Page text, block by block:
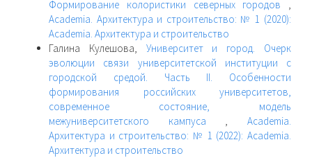
Формирование колористики северных городов ,
Academia. Архитектура и строительство: № 1 (2020):
Academia. Архитектура и строительство
Галина Кулешова, Университет и город. Очерк
эволюции связи университетской институции с
городской средой. Часть II. Особенности
формирования российских университетов,
современное состояние, модель
межуниверситетского кампуса ,Academia.
Архитектура и строительство: № 1 (2022): Academia.
Архитектура и строительство